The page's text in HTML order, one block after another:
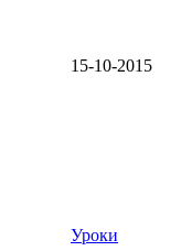
15-10-2015
Уроки